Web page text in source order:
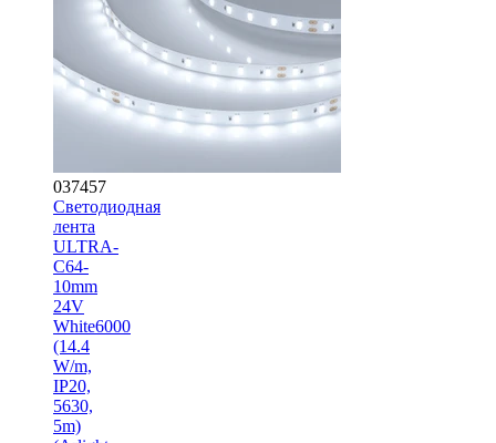
037457
Светодиодная
лента
ULTRA-
C64-
10mm
24V
White6000
(14.4
W/m,
IP20,
5630,
5m)